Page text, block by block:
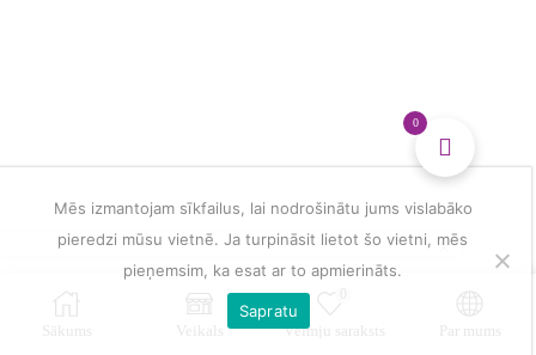
Sākums Veikals Vēlmju saraksts Par mums
0
Mēs izmantojam sīkfailus, lai nodrošinātu jums vislabāko
pieredzi mūsu vietnē. Ja turpināsit lietot šo vietni, mēs
pieņemsim, ka esat ar to apmierināts.
Sapratu